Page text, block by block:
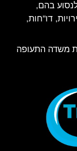
בהם,
דו"חות,
משדה התעופה